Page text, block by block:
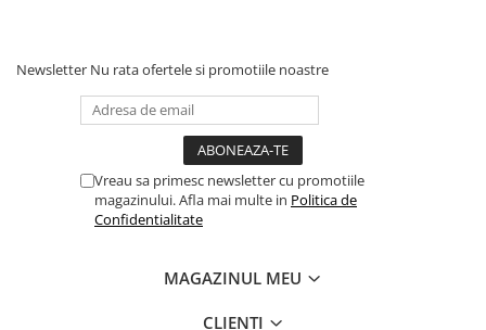
Newsletter Nu rata ofertele si promotiile noastre
Vreau sa primesc newsletter cu promotiile
magazinului. Afla mai multe in Politica de
Confidentialitate
MAGAZINUL MEU
CLIENTI